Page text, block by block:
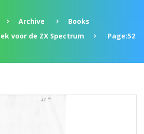
Archive
Books
voor de ZX Spectrum
Page:52